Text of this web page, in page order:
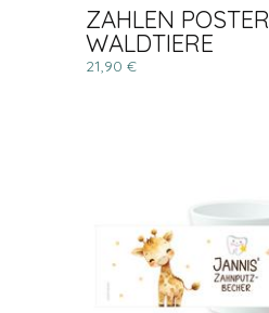
ZAHLEN POSTER
WALDTIERE
21,90 €